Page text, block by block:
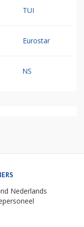
TUI
Eurostar
NS
Nederlands